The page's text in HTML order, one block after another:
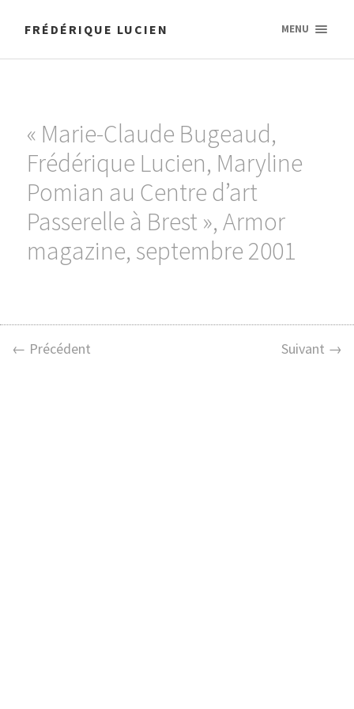
FRÉDÉRIQUE LUCIEN MENU
« Marie-Claude Bugeaud,
Frédérique Lucien, Maryline
Pomian au Centre d’art
Passerelle à Brest », Armor
magazine, septembre 2001
← Précédent Suivant →